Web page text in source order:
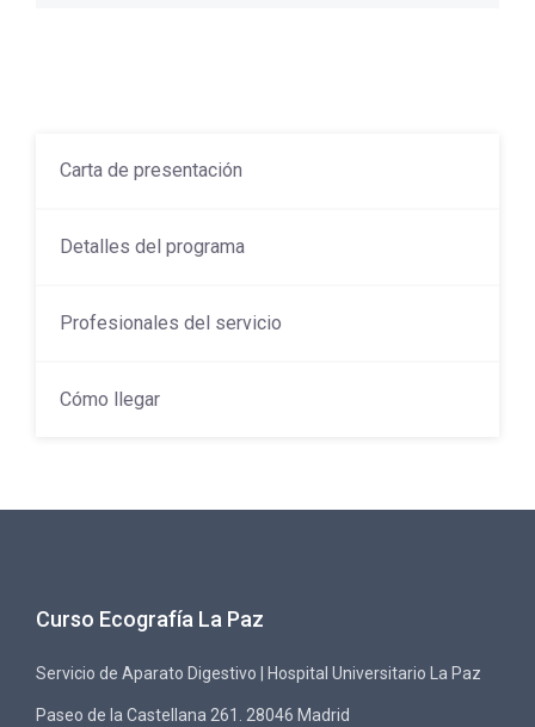
Carta de presentación
Detalles del programa
Profesionales del servicio
Cómo llegar
Curso Ecografía La Paz
Servicio de Aparato Digestivo | Hospital Universitario La Paz
Paseo de la Castellana 261. 28046 Madrid